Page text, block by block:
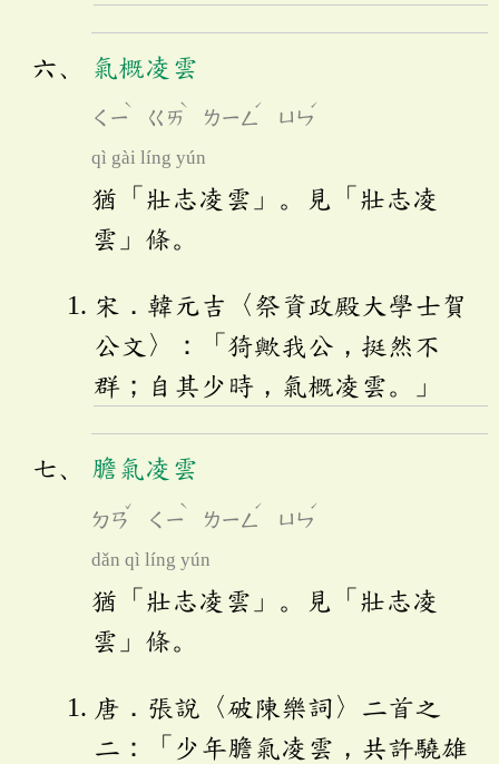
氣概凌雲
ㄑㄧ
ˋ
ㄍㄞ
ˋ
ㄌㄧㄥ
ˊ
ㄩㄣ
ˊ
qì gài líng yún
猶「壯志凌雲」。見「壯志凌
雲」條。
宋．韓元吉〈祭資政殿大學士賀
公文〉：「猗歟我公，挺然不
群；自其少時，氣概凌雲。」
膽氣凌雲
ㄉㄢ
ˇ
ㄑㄧ
ˋ
ㄌㄧㄥ
ˊ
ㄩㄣ
ˊ
dǎn qì líng yún
猶「壯志凌雲」。見「壯志凌
雲」條。
唐．張說〈破陳樂詞〉二首之
二：「少年膽氣凌雲，共許驍雄